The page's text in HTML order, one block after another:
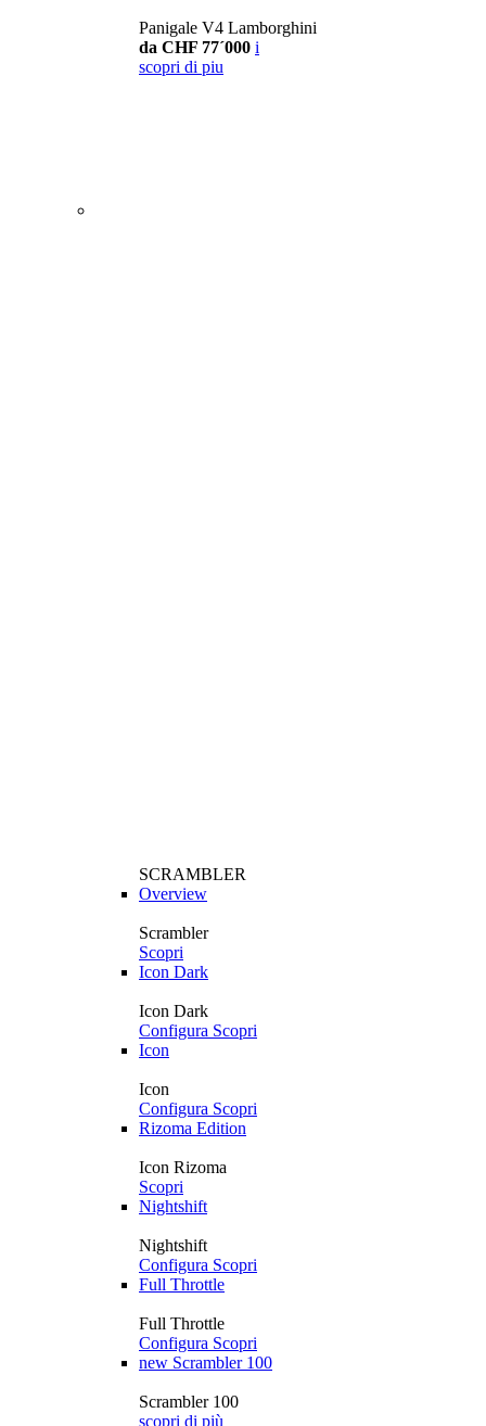
Panigale V4 Lamborghini
da CHF 77´000 i
scopri di piu
SCRAMBLER
Overview
Scrambler
Scopri
Icon Dark
Icon Dark
Configura Scopri
Icon
Icon
Configura Scopri
Rizoma Edition
Icon Rizoma
Scopri
Nightshift
Nightshift
Configura Scopri
Full Throttle
Full Throttle
Configura Scopri
new Scrambler 100
Scrambler 100
scopri di più